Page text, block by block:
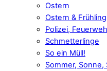
Ostern
Ostern & Frühling
Polizei,
Schmetterlinge
So ein Müll!
Sommer,